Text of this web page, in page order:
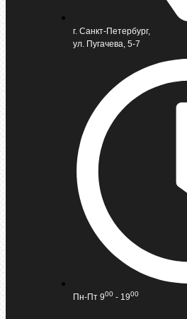
г. Санкт-Петербург,
ул. Пугачева, 5-7
Пн-Пт 900 - 1900